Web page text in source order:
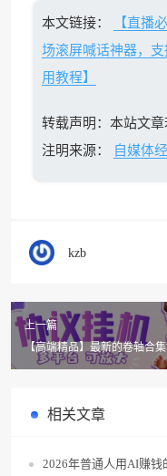
本文链接：
【直播
场滚屏喊话神器，
用教程】
转载声明：本站文
注明来源：
自媒体
kzb
上一篇
【高端精品】最新的卷轴合
收录几乎全网卷轴项目，多平
相关文章
2026年普通人用AI赚钱